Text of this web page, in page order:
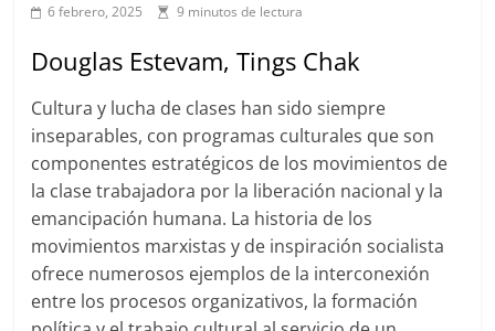
6 febrero, 2025 9 minutos de lectura
Douglas Estevam, Tings Chak
Cultura y lucha de clases han sido siempre
inseparables, con programas culturales que son
componentes estratégicos de los movimientos de
la clase trabajadora por la liberación nacional y la
emancipación humana. La historia de los
movimientos marxistas y de inspiración socialista
ofrece numerosos ejemplos de la interconexión
entre los procesos organizativos, la formación